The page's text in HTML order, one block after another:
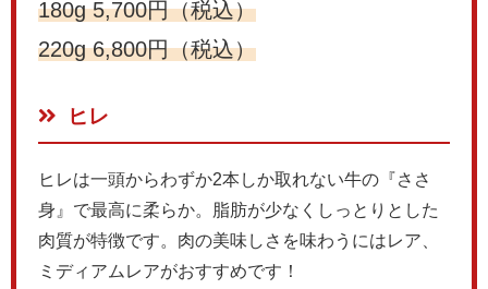
180g 5,700円（税込）
220g 6,800円（税込）
ヒレ
ヒレは一頭からわずか2本しか取れない牛の『ささ
身』で最高に柔らか。脂肪が少なくしっとりとした
肉質が特徴です。肉の美味しさを味わうにはレア、
ミディアムレアがおすすめです！